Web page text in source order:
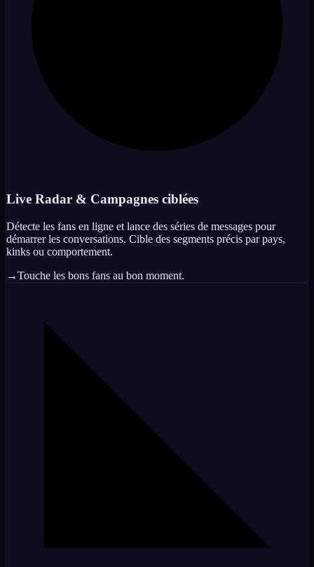
Live Radar & Campagnes ciblées
Détecte les fans en ligne et lance des séries de messages pour
démarrer les conversations. Cible des segments précis par pays,
kinks ou comportement.
→Touche les bons fans au bon moment.